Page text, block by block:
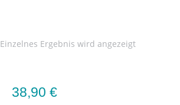
Einzelnes Ergebnis wird angezeigt
38,90 €